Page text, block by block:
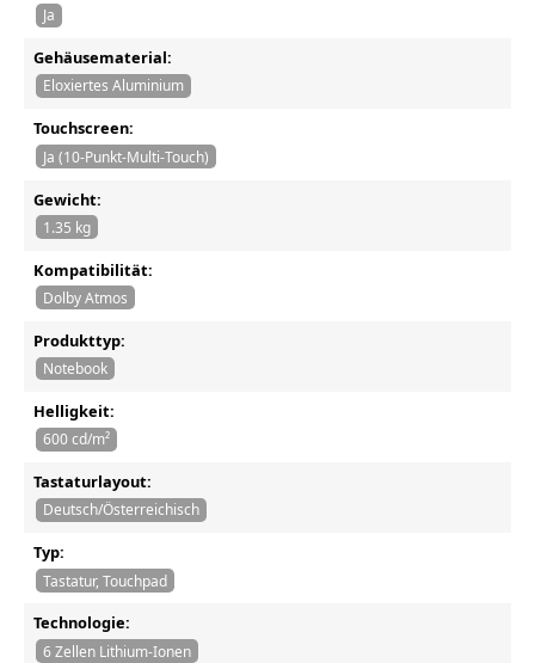
Ja
Gehäusematerial:
Eloxiertes Aluminium
Touchscreen:
Ja (10-Punkt-Multi-Touch)
Gewicht:
1.35 kg
Kompatibilität:
Dolby Atmos
Produkttyp:
Notebook
Helligkeit:
600 cd/m²
Tastaturlayout:
Deutsch/Österreichisch
Typ:
Tastatur, Touchpad
Technologie:
6 Zellen Lithium-Ionen